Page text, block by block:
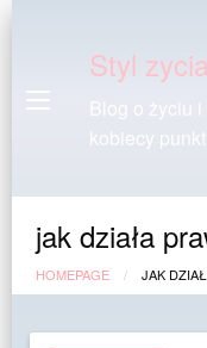
Styl
Blog o
kobiecy
jak działa
HOMEPAGE JAK